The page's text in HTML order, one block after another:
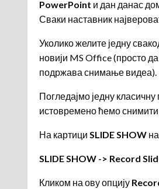
PowerPoint и дан данас
Сваки наставник
Уколико желите једну
новији MS Office (просто
подржава снимање видеа).
Погледајмо једну
истовремено ћемо снимити
На картици SLIDE SHOW
SLIDE SHOW -> Record
Кликом на ову опцију